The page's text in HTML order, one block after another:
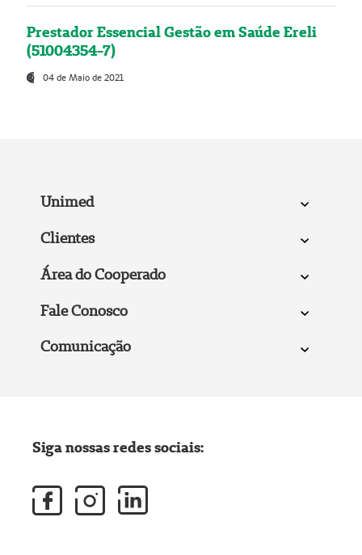
Prestador Essencial Gestão em Saúde Ereli
(51004354-7)
04 de Maio de 2021
Unimed
Clientes
Área do Cooperado
Fale Conosco
Comunicação
Siga nossas redes sociais: